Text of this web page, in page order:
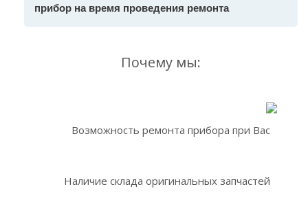
прибор на время проведения ремонта
Почему мы:
Возможность ремонта прибора при Вас
Наличие склада оригинальных запчастей